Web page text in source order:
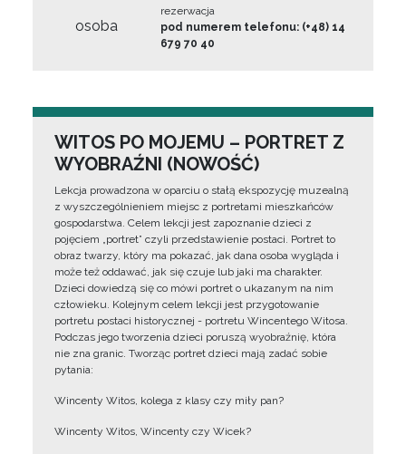
osoba
rezerwacja
pod numerem telefonu: (+48) 14
679 70 40
WITOS PO MOJEMU – PORTRET Z
WYOBRAŹNI (NOWOŚĆ)
Lekcja prowadzona w oparciu o stałą ekspozycję muzealną
z wyszczególnieniem miejsc z portretami mieszkańców
gospodarstwa. Celem lekcji jest zapoznanie dzieci z
pojęciem „portret” czyli przedstawienie postaci. Portret to
obraz twarzy, który ma pokazać, jak dana osoba wygląda i
może też oddawać, jak się czuje lub jaki ma charakter.
Dzieci dowiedzą się co mówi portret o ukazanym na nim
człowieku. Kolejnym celem lekcji jest przygotowanie
portretu postaci historycznej - portretu Wincentego Witosa.
Podczas jego tworzenia dzieci poruszą wyobraźnię, która
nie zna granic. Tworząc portret dzieci mają zadać sobie
pytania:
Wincenty Witos, kolega z klasy czy miły pan?
Wincenty Witos, Wincenty czy Wicek?